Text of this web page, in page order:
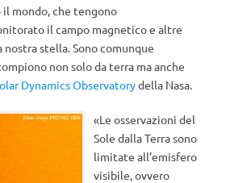
mondo, che tengono
il campo magnetico e altre
stella. Sono comunque
non solo da terra ma anche
Dynamics Observatorydella Nasa.
«Le osservazioni del
Sole dalla Terra sono
limitate all’emisfero
visibile, ovvero